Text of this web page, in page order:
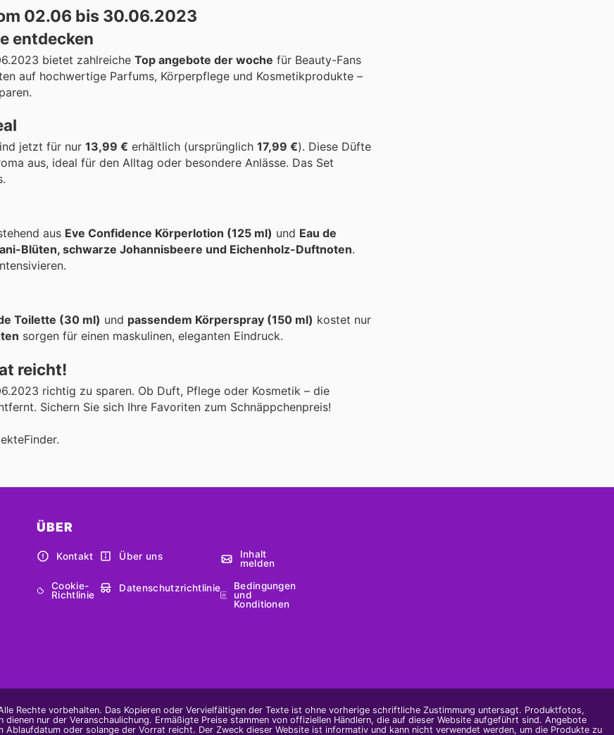
02.06 bis 30.06.2023
entdecken
bietet zahlreiche Top angebote der woche für Beauty-Fans
auf hochwertige Parfums, Körperpflege und Kosmetikprodukte –
jetzt für nur 13,99 € erhältlich (ursprünglich 17,99 €). Diese Düfte
aus, ideal für den Alltag oder besondere Anlässe. Das Set
aus Eve Confidence Körperlotion (125 ml) und Eau de
Blüten, schwarze Johannisbeere und Eichenholz-Duftnoten.
Toilette (30 ml) und passendem Körperspray (150 ml) kostet nur
sorgen für einen maskulinen, eleganten Eindruck.
reicht!
richtig zu sparen. Ob Duft, Pflege oder Kosmetik – die
Sichern Sie sich Ihre Favoriten zum Schnäppchenpreis!
ÜBER
Kontakt Über uns
Inhalt
melden
Cookie-
Richtlinie
Datenschutzrichtlinie
Bedingungen
und
Konditionen
Rechte vorbehalten. Das Kopieren oder Vervielfältigen der Texte ist ohne vorherige schriftliche Zustimmung untersagt. Produktfotos,
dienen nur der Veranschaulichung. Ermäßigte Preise stammen von offiziellen Händlern, die auf dieser Website aufgeführt sind. Angebote
Ablaufdatum oder solange der Vorrat reicht. Der Zweck dieser Website ist informativ und kann nicht verwendet werden, um die Produkte zu